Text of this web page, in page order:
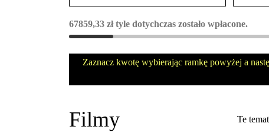
67859,33 zł tyle dotychczas zostało wpłacone.
Zaznacz kwotę wybierając ramkę powyżej a
Filmy Te